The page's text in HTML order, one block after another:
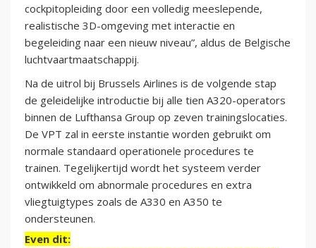
cockpitopleiding door een volledig meeslepende,
realistische 3D-omgeving met interactie en
begeleiding naar een nieuw niveau”, aldus de Belgische
luchtvaartmaatschappij.
Na de uitrol bij Brussels Airlines is de volgende stap
de geleidelijke introductie bij alle tien A320-operators
binnen de Lufthansa Group op zeven trainingslocaties.
De VPT zal in eerste instantie worden gebruikt om
normale standaard operationele procedures te
trainen. Tegelijkertijd wordt het systeem verder
ontwikkeld om abnormale procedures en extra
vliegtuigtypes zoals de A330 en A350 te
ondersteunen.
Even dit: